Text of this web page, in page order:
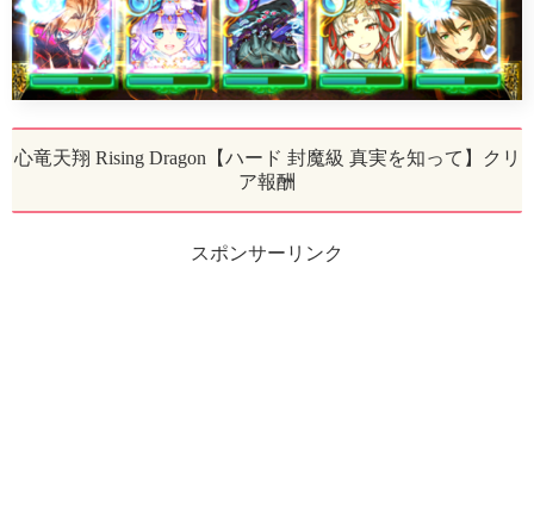
心竜天翔 Rising Dragon【ハード 封魔級 真実を知って】クリ
ア報酬
スポンサーリンク